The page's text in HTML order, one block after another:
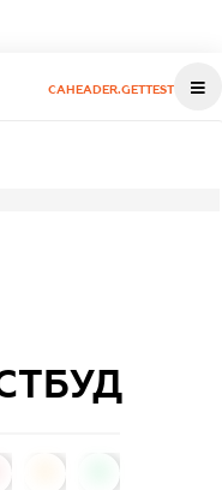
CAHEADER.GETTEST